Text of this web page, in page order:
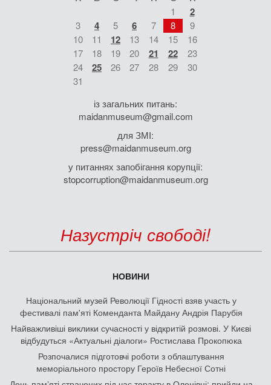
1 2
3 4 5 6 7 8
9
10
11 12 13 14 15
16
17
18 19 20 21 22
23
24
25 26 27 28 29
30
31
із загальних питань:
maidanmuseum@gmail.com
для ЗМІ:
press@maidanmuseum.org
у питаннях запобігання корупції:
stopcorruption@maidanmuseum.org
Назустріч свободі!
НОВИНИ
Національний музей Революції Гідності взяв участь у
фестивалі пам'яті Коменданта Майдану Андрія Парубія
Найважливіші виклики сучасності у відкритій розмові. У Києві
відбудуться «Актуальні діалоги» Ростислава Прокопюка
Розпочалися підготовчі роботи з облаштування
меморіального простору Героїв Небесної Сотні